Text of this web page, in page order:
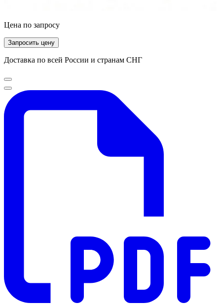
Цена по запросу
Запросить цену
Доставка по всей России и странам СНГ